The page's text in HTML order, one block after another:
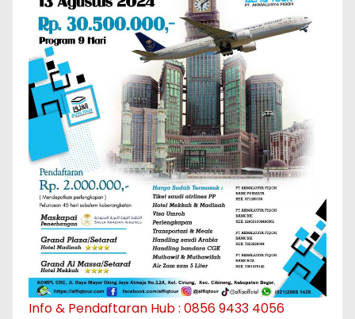
Info & Pendaftaran Hub : 0856 9433 4056